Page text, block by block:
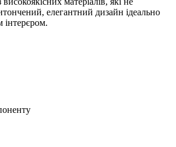
елегантний дизайн ідеально
інтерєром.